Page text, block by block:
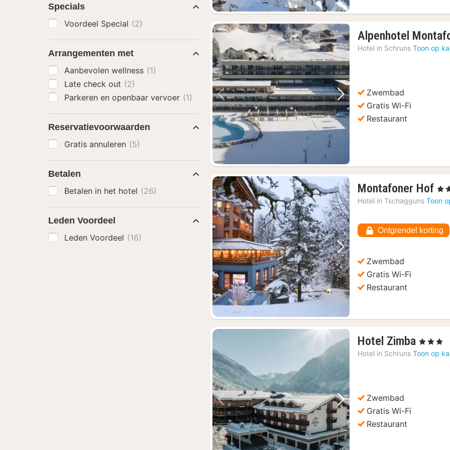
Vorige foto Volgende foto
Alpenhotel
Hotel in Schruns Toon op
Zwembad
Gratis Wi-Fi
Restaurant
Vorige foto Volgende foto
Montafoner Hof 1
€
, 4
Hotel in Tschagguns Toon
Ontgrendel korting
Zwembad
Gratis Wi-Fi
Restaurant
Vorige foto Volgende foto
Hotel Zimba 1
nacht
, 3 Sterren
Hotel in Schruns Toon op
Zwembad
Gratis Wi-Fi
Restaurant
Specials
Voordeel Special (2)
Arrangementen met
Aanbevolen wellness (1)
Late check out (2)
Parkeren en openbaar vervoer (1)
Reservatievoorwaarden
Gratis annuleren (5)
Betalen
Betalen in het hotel (26)
Leden Voordeel
Leden Voordeel (16)